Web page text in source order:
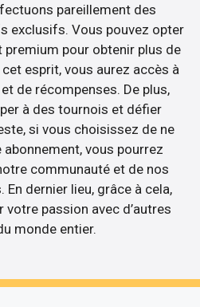
pareillement des
exclusifs. Vous pouvez opter
premium pour obtenir plus de
esprit, vous aurez accès à
de récompenses. De plus,
à des tournois et défier
si vous choisissez de ne
vous pourrez
communauté et de nos
dernier lieu, grâce à cela,
passion avec d’autres
monde entier.